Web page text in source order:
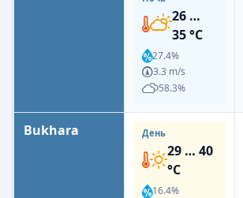
26 …
35 °C
27.4%
3.3 m/s
58.3%
Bukhara День
29 … 40
°C
16.4%